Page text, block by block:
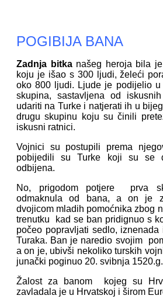
POGIBIJA BANA
Zadnja bitkanašeg heroja bila
koju je išao s 300 ljudi, želeći
oko 800 ljudi. Ljude je podijelio
skupina, sastavljena od
udariti na Turke i natjerati ih u
drugu skupinu koju su činili
iskusni ratnici.
Vojnici su postupili prema
pobijedili su Turke koji su se
odbijena.
No, prigodom potjere prva
odmaknula od bana, a on je
dvojicom mladih pomoćnika zbog
trenutku kad se ban pridignuo s
počeo popravljati sedlo,
Turaka. Ban je naredio svojim
a on je, ubivši nekoliko turskih
junački poginuo 20. svibnja 1520.g.
Žalost za banom kojeg su
zavladala je u Hrvatskoj i širom